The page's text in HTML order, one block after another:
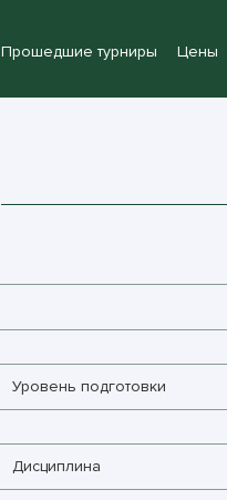
Прошедшие турниры Цены
Уровень подготовки
Дисциплина